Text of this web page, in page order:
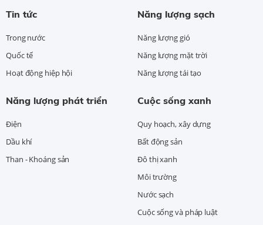
Tin tức
Trong nước
Quốc tế
Hoạt động hiệp hội
Năng lượng sạch
Năng lượng gió
Năng lượng mặt trời
Năng lượng tái tạo
Năng lượng phát triển
Điện
Dầu khí
Than - Khoáng sản
Cuộc sống xanh
Quy hoạch, xây dựng
Bất động sản
Đô thị xanh
Môi trường
Nước sạch
Cuộc sống và pháp luật